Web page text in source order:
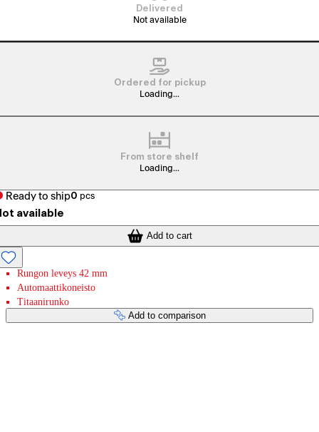
Delivered
Not available
Ordered for pickup
Loading...
From store shelf
Loading...
Ready to ship0 pcs
available
Add to cart
Rungon leveys 42 mm
Automaattikoneisto
Titaanirunko
Add to comparison